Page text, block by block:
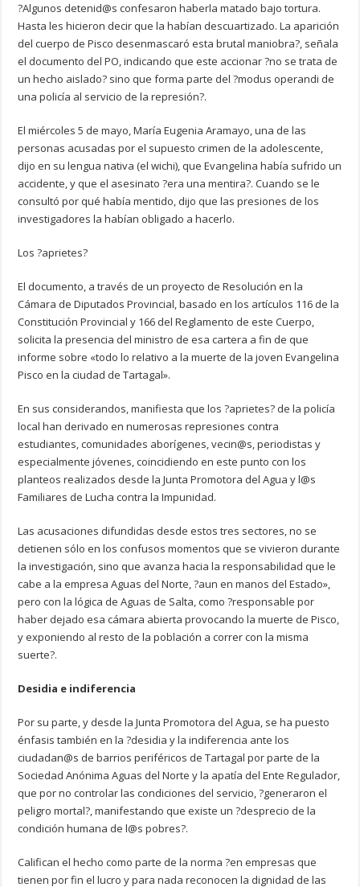
?Algunos detenid@s confesaron haberla matado bajo tortura.
Hasta les hicieron decir que la habían descuartizado. La aparición
del cuerpo de Pisco desenmascaró esta brutal maniobra?, señala
el documento del PO, indicando que este accionar ?no se trata de
un hecho aislado? sino que forma parte del ?modus operandi de
una policía al servicio de la represión?.
El miércoles 5 de mayo, María Eugenia Aramayo, una de las
personas acusadas por el supuesto crimen de la adolescente,
dijo en su lengua nativa (el wichi), que Evangelina había sufrido un
accidente, y que el asesinato ?era una mentira?. Cuando se le
consultó por qué había mentido, dijo que las presiones de los
investigadores la habían obligado a hacerlo.
Los ?aprietes?
El documento, a través de un proyecto de Resolución en la
Cámara de Diputados Provincial, basado en los artículos 116 de la
Constitución Provincial y 166 del Reglamento de este Cuerpo,
solicita la presencia del ministro de esa cartera a fin de que
informe sobre «todo lo relativo a la muerte de la joven Evangelina
Pisco en la ciudad de Tartagal».
En sus considerandos, manifiesta que los ?aprietes? de la policía
local han derivado en numerosas represiones contra
estudiantes, comunidades aborígenes, vecin@s, periodistas y
especialmente jóvenes, coincidiendo en este punto con los
planteos realizados desde la Junta Promotora del Agua y l@s
Familiares de Lucha contra la Impunidad.
Las acusaciones difundidas desde estos tres sectores, no se
detienen sólo en los confusos momentos que se vivieron durante
la investigación, sino que avanza hacia la responsabilidad que le
cabe a la empresa Aguas del Norte, ?aun en manos del Estado»,
pero con la lógica de Aguas de Salta, como ?responsable por
haber dejado esa cámara abierta provocando la muerte de Pisco,
y exponiendo al resto de la población a correr con la misma
suerte?.
Desidia e indiferencia
Por su parte, y desde la Junta Promotora del Agua, se ha puesto
énfasis también en la ?desidia y la indiferencia ante los
ciudadan@s de barrios periféricos de Tartagal por parte de la
Sociedad Anónima Aguas del Norte y la apatía del Ente Regulador,
que por no controlar las condiciones del servicio, ?generaron el
peligro mortal?, manifestando que existe un ?desprecio de la
condición humana de l@s pobres?.
Califican el hecho como parte de la norma ?en empresas que
tienen por fin el lucro y para nada reconocen la dignidad de las